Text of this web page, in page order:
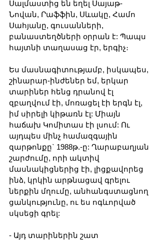
Սալմաստից են եղել Սայաթ-
Նովան, Րաֆֆին, Սևակը, Համո
Սահյանը, գուսանների,
բանաստեղծների օրրան է: Պապս
հայտնի տաղասաց էր, երգիչ։
Ես մասնագիտությամբ, իսկապես,
շինարար-ինժեներ եմ, երկար
տարիներ հենց դրանով էլ
զբաղվում էի, մոռացել էի երգն էլ,
իմ սիրելի կիթառն էլ: Միայն
հաճախ Կոմիտաս էի լսում: Ու
այդպես մինչ համազգային
զարթոնքը` 1988թ.-ը: Ղարաբաղյան
շարժումը, որի ակտիվ
մասնակիցներից էի, լիցքավորեց
ինձ, կրկին արթնացավ գրելու
ներքին մղումը, անհանգստացնող
ցանկությունը, ու ես ոգևորված
սկսեցի գրել:
- Այդ տարիներին շատ